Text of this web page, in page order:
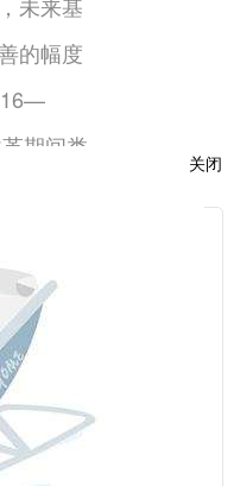
的幅度
期间类
导致中
。在经
下，下
转移较
工制
关闭